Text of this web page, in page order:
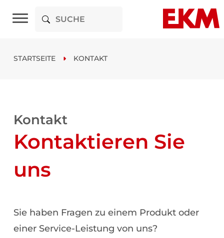
STARTSEITE KONTAKT
Kontakt
Kontaktieren Sie
uns
Sie haben Fragen zu einem Produkt oder
einer Service-Leistung von uns?